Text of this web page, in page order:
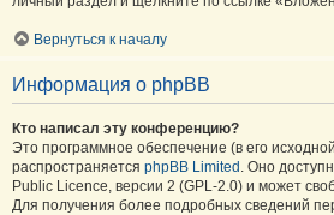
Вернуться к началу
Информация о phpBB
Кто написал эту конференцию?
Это программное обеспечение (в его
распространяется phpBB Limited . Оно
Public Licence, версии 2 (GPL-2.0) и может
Для получения более подробных сведений